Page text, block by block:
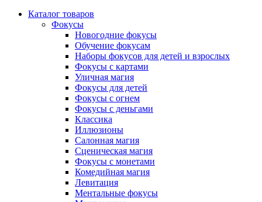
Каталог товаров
Фокусы
Новогодние фокусы
Обучение фокусам
Наборы фокусов для детей и взрослых
Фокусы с картами
Уличная магия
Фокусы для детей
Фокусы с огнем
Фокусы с деньгами
Классика
Иллюзионы
Салонная магия
Сценическая магия
Фокусы с монетами
Комедийная магия
Левитация
Ментальные фокусы